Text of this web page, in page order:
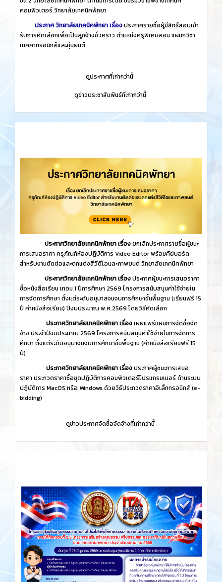
คอมพิวเตอร์ วิทยาลัยเทคนิคพัทยา
ประกาศ วิทยาลัยเทคนิคพัทยา เรื่องประกาศรายชื่อผู้มีสิทธิ์สอบเข้า
รับการคัดเลือกเพื่อเป็นลูกจ้างชั่วคราว ตำแหน่งครูพิเศษสอน แผนกวิชา
เมคคาทรอนิกส์และหุ่นยนต์
ดูประกาศที่เก่ากว่านี้
ดูข่าวประชาสัมพันธ์ที่เก่ากว่านี้
ประกาศวิทยาลัยเทคนิคพัทยา เรื่องยกเลิกประกาศรายชื่อผู้ชนะ
การเสนอราคา ครุภัณฑ์ห้องปฎิบัติการ Video Editor พร้อมคีย์บอร์ด
สำหรับงานตัดต่อและตกแต่งสีวีดีโอและภาพยนต์ วิทยาลัยเทคนิคพัทยา
ประกาศวิทยาลัยเทคนิคพัทยา เรื่องประกาศผู้ชนะการเสนอราคา
ซื้อหนังสือเรียน เทอม 1 ปีการศึกษา 2569 โครงการสนับสนุนค่าใช้จ่ายใน
การจัดการศึกษา ตั้งแต่ระดับอนุบาลจนจบการศึกษาขั้นพื้นฐาน (เรียนฟรี 15
ปี ค่าหนังสือเรียน) ปีงบประมาณ พ.ศ.2569 โดยวิธีคัดเลือก
ประกาศวิทยาลัยเทคนิคพัทยา เรื่องเผยแพร่แผนการจัดซื้อจัด
จ้าง ประจำปีงบประมาณ 2569 โครงการสนับสนุนค่าใช้จ่ายในการจัดการ
ศึกษา ตั้งแต่ระดับอนุบาจนจบการศึกษาขั้นพื้นฐาน (ค่าหนังสือเรียนฟรี 15
ปี)
ประกาศวิทยาลัยเทคนิคพัทยา เรื่องประกาศผู้ชนะการเสนอ
ราคา ประกวดราคาซื้อชุดปฏิบัติการคอมพิวเตอร์โปรแกรมเมอร์ ด้านระบบ
ปฏิบัติการ MacOS หรือ Windows ด้วยวิธีประกวดราคาอิเล็กทรอนิกส์ (e-
bidding)
ดูข่าวประกาศจัดซื้อจัดจ้างที่เก่ากว่านี้